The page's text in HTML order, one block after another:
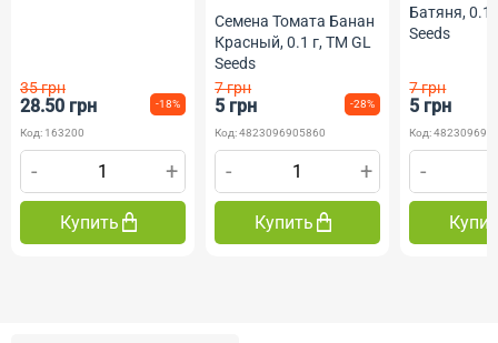
35 грн
28.50 грн -18%
Код: 163200
- +
Купить
Семена Томата Банан
Красный, 0.1 г, ТМ GL
Seeds
7 грн
5 грн -28%
Код: 4823096905860
- +
Купить
Батяня, 0.1
Seeds
7 грн
5 грн
Код:
-